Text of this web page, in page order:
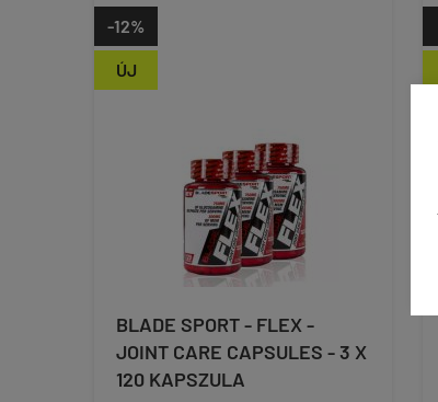
ÚJ
-12%
BLADE SPORT - FLEX -
JOINT CARE CAPSULES - 3 X
120 KAPSZULA